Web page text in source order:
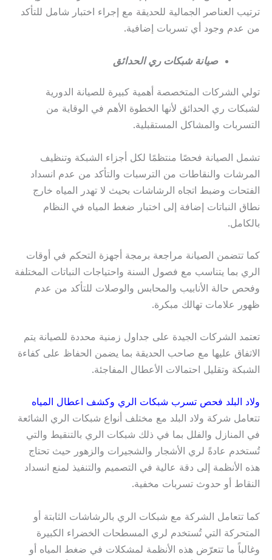
ترتيب العناصر الجمالية للحديقة مع إجراء اختبار شامل للتأكد
من عدم وجود أي تسربات إضافية.
صيانة شبكات ري الحدائق
تولي الشركات المتخصصة أهمية كبيرة للصيانة الدورية
لشبكات ري الحدائق لأنها الخطوة الأهم في الوقاية من
التسربات والمشاكل المستقبلية.
تشمل الصيانة فحصًا منتظمًا لكل أجزاء الشبكة وتنظيف
المرشات والنقاطات من الترسبات والتأكد من عدم انسداد
الفتحات وضبط اتجاه الرشاشات بحيث لا تهدر المياه خارج
نطاق النباتات إضافة إلى اختبار ضغط المياه في النظام
بالكامل.
كما تتضمن الصيانة مراجعة برمجة أجهزة التحكم في أوقات
الري بما يتناسب مع فصول السنة واحتياجات النباتات المختلفة
وفحص حالة الأنابيب والمحابس والوصلات للتأكد من عدم
ظهور علامات تهالك مبكرة.
تعتمد الشركات الجيدة على جداول زمنية محددة للصيانة يتم
الاتفاق عليها مع صاحب الحديقة بما يضمن الحفاظ على كفاءة
الشبكة وتقليل احتمالات الأعطال المفاجئة.
ولاد البلد فحص تسرب شبكات الري وكشف اعطال المياه
تتعامل شركة ولاد البلد مع مختلف أنواع شبكات الري الشائعة
في المنازل والفلل بما في ذلك شبكات الري بالتنقيط والتي
تُستخدم عادةً لري الأشجار والشجيرات والزهور حيث تحتاج
هذه الأنظمة إلى دقة عالية في التصميم والتنفيذ لمنع انسداد
النقاط أو حدوث تسربات مخفية.
كما تتعامل الشركة مع شبكات الري بالرشاشات الثابتة أو
المتحركة التي تُستخدم لري المسطحات الخضراء الكبيرة
وغالباً ما تتعرّض هذه الأنظمة لمشكلات في ضغط المياه أو